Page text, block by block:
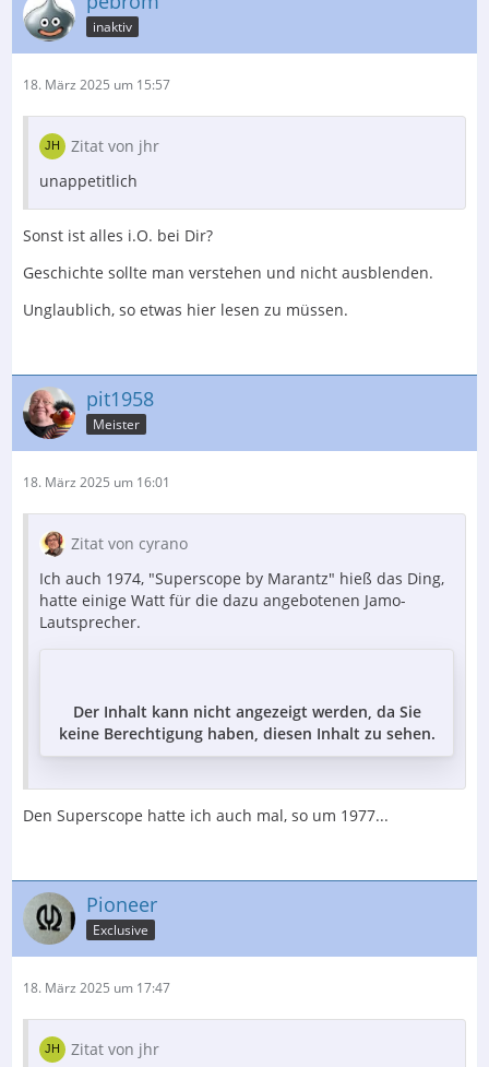
inaktiv
18. März 2025 um 15:57
Zitat von jhr
unappetitlich
Sonst ist alles i.O. bei Dir?
Geschichte sollte man verstehen und nicht ausblenden.
Unglaublich, so etwas hier lesen zu müssen.
pit1958
Meister
18. März 2025 um 16:01
Zitat von cyrano
Ich auch 1974, "Superscope by Marantz" hieß das Ding,
hatte einige Watt für die dazu angebotenen Jamo-
Lautsprecher.
Der Inhalt kann nicht angezeigt werden, da Sie
keine Berechtigung haben, diesen Inhalt zu sehen.
Den Superscope hatte ich auch mal, so um 1977...
Pioneer
Exclusive
18. März 2025 um 17:47
Zitat von jhr